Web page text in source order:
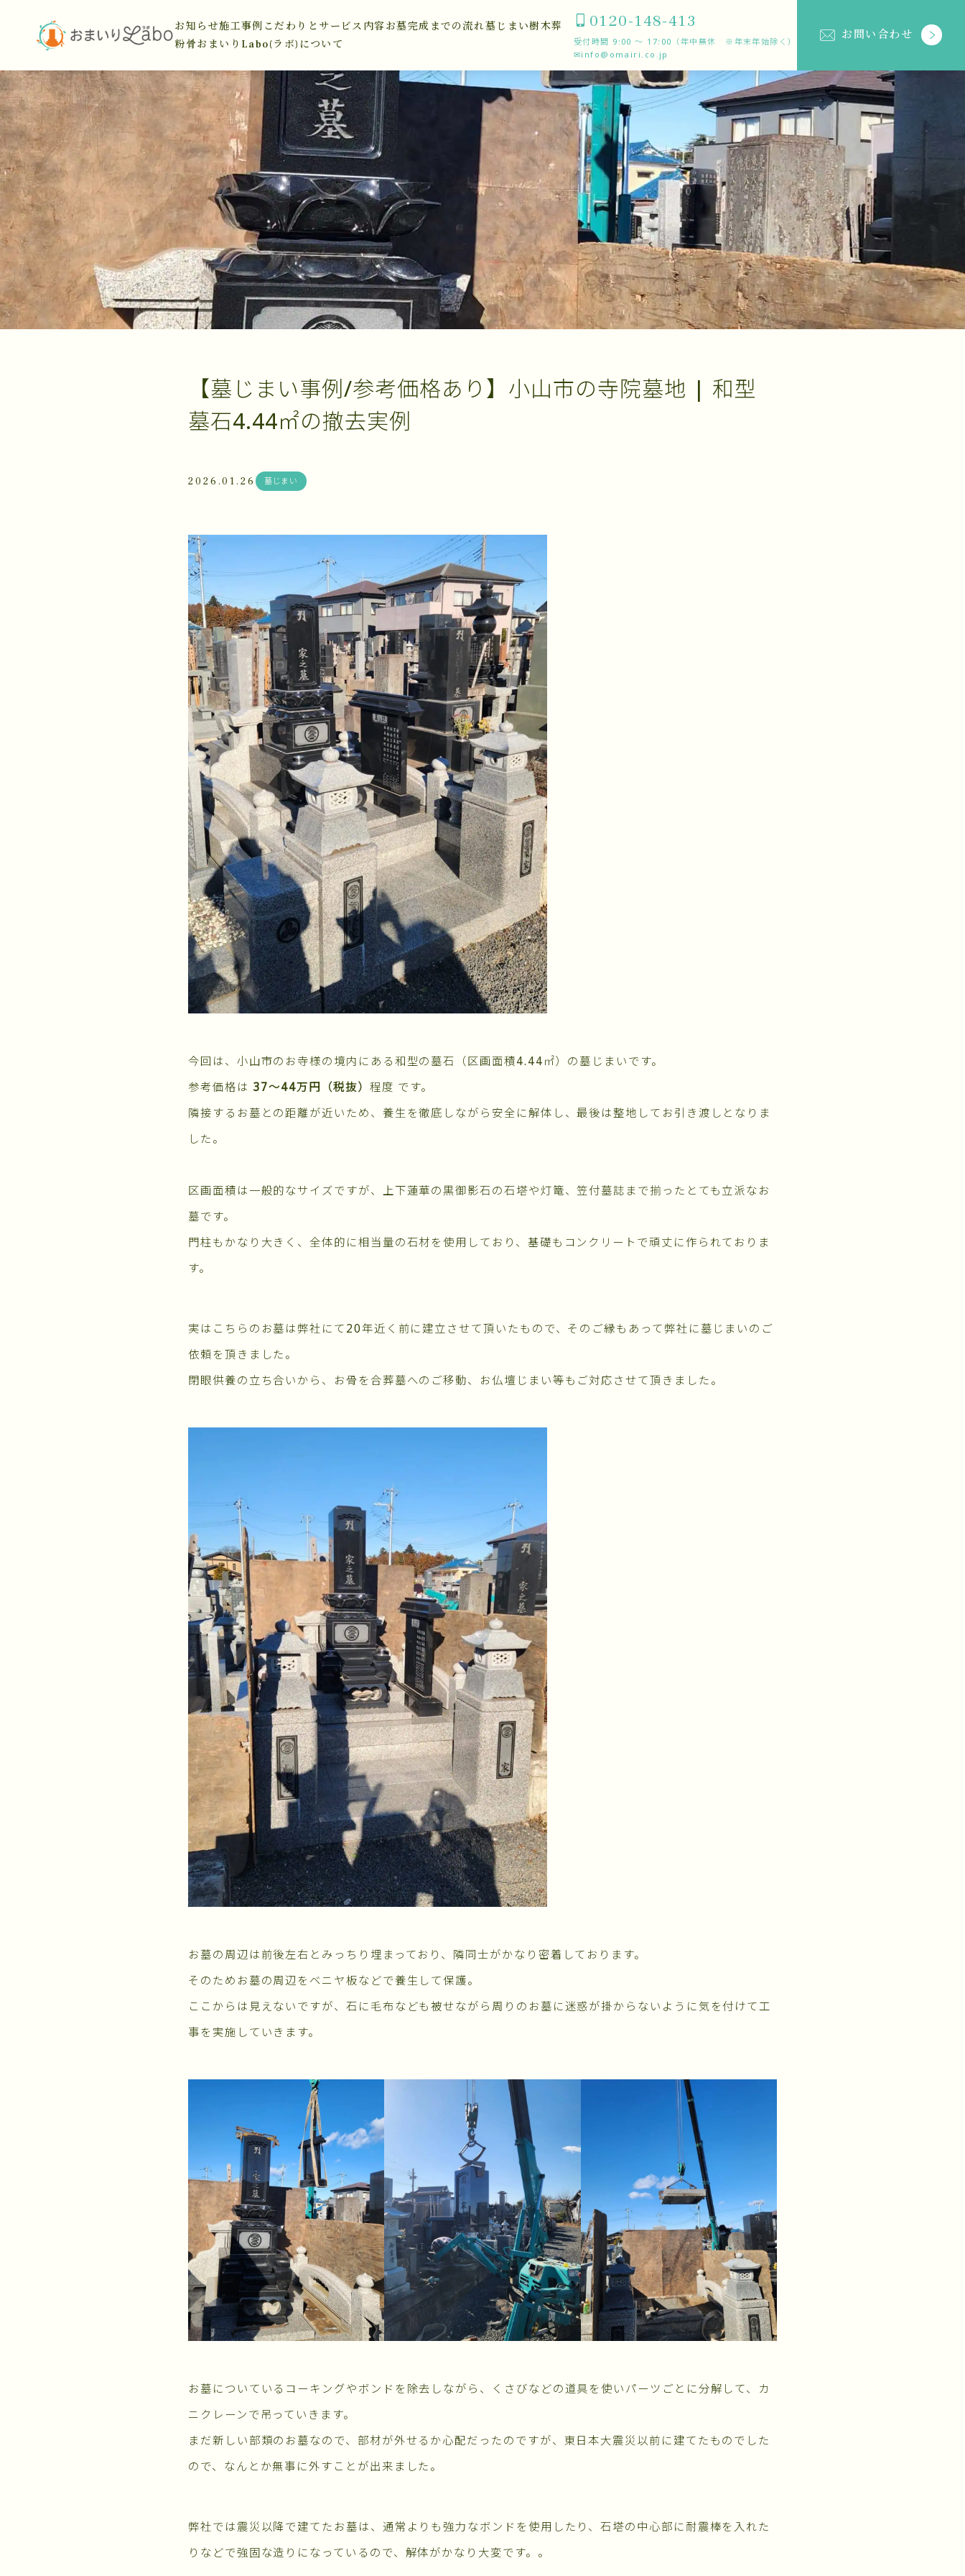
お知らせ施工事例 こだわりとサービス内容お墓完成までの流れ墓じまい樹木葬
粉骨おまいりLabo(ラボ)について
0120-148-413
受付時間 9:00 〜 17:00（年中無休 ※年末年始除く）
✉info@omairi.co.jp
お問い合わせ
【墓じまい事例/参考価格あり】小山市の寺院墓地 | 和型
墓石4.44㎡の撤去実例
2026.01.26 墓じまい
今回は、小山市のお寺様の境内にある和型の墓石（区画面積4.44㎡）の墓じまいです。
参考価格は 37～44万円（税抜） 程度 です。
隣接するお墓との距離が近いため、養生を徹底しながら安全に解体し、最後は整地してお引き渡しとなりま
した。
区画面積は一般的なサイズですが、上下蓮華の黒御影石の石塔や灯篭、笠付墓誌まで揃ったとても立派なお
墓です。
門柱もかなり大きく、全体的に相当量の石材を使用しており、基礎もコンクリートで頑丈に作られておりま
す。
実はこちらのお墓は弊社にて20年近く前に建立させて頂いたもので、そのご縁もあって弊社に墓じまいのご
依頼を頂きました。
閉眼供養の立ち合いから、お骨を合葬墓へのご移動、お仏壇じまい等もご対応させて頂きました。
お墓の周辺は前後左右とみっちり埋まっており、隣同士がかなり密着しております。
そのためお墓の周辺をベニヤ板などで養生して保護。
ここからは見えないですが、石に毛布なども被せながら周りのお墓に迷惑が掛からないように気を付けて工
事を実施していきます。
お墓についているコーキングやボンドを除去しながら、くさびなどの道具を使いパーツごとに分解して、カ
ニクレーンで吊っていきます。
まだ新しい部類のお墓なので、部材が外せるか心配だったのですが、東日本大震災以前に建てたものでした
ので、なんとか無事に外すことが出来ました。
弊社では震災以降で建てたお墓は、通常よりも強力なボンドを使用したり、石塔の中心部に耐震棒を入れた
りなどで強固な造りになっているので、解体がかなり大変です。。